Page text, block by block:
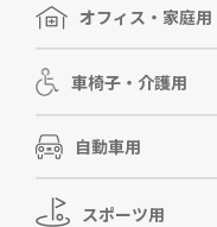
オフィス・家庭用
車椅子・介護用
自動車用
スポーツ用